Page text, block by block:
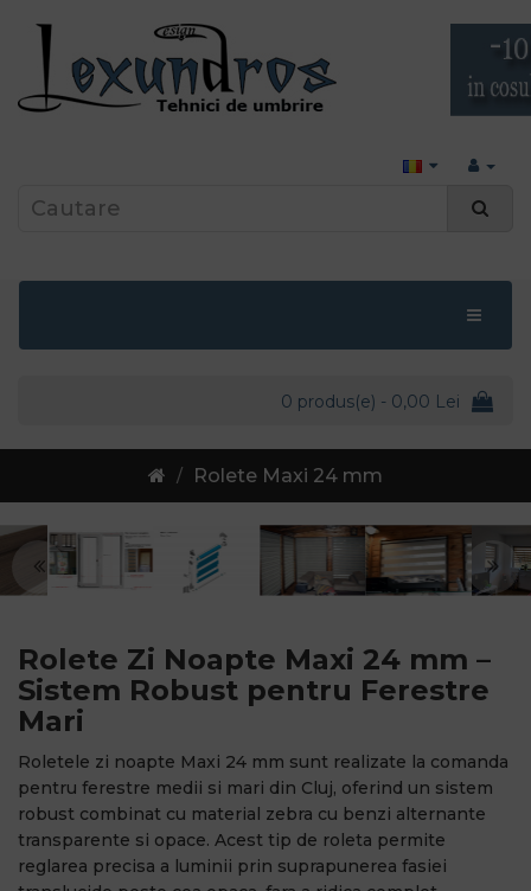
0 produs(e) - 0,00 Lei
Rolete Maxi 24 mm
Rolete Zi Noapte Maxi 24 mm –
Sistem Robust pentru Ferestre
Mari
Roletele zi noapte Maxi 24 mm sunt realizate la comanda
pentru ferestre medii si mari din Cluj, oferind un sistem
robust combinat cu material zebra cu benzi alternante
transparente si opace. Acest tip de roleta permite
reglarea precisa a luminii prin suprapunerea fasiei